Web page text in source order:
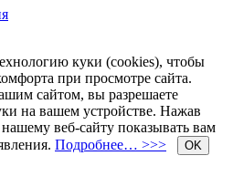
куки (cookies), чтобы
при просмотре сайта.
сайтом, вы разрешаете
на вашем устройстве. Нажав
веб-сайту показывать вам
Подробнее… >>> OK